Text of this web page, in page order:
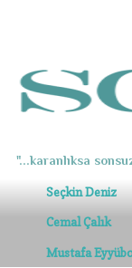
"...karanlıksa
Seçkin Deniz
Cemal Çalık
Mustafa